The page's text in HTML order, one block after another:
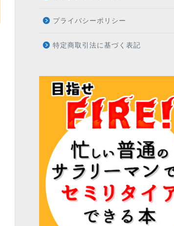
プライバシーポリシー
特定商取引法に基づく表記